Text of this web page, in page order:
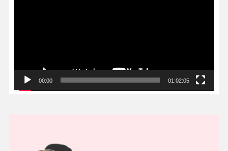
00:00 01:02:05